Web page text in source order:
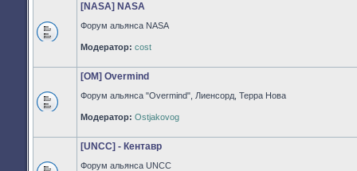
Нет
непрочитанных
[NASA] NASA
Форум альянса NASA
Модератор: cost
Нет
непрочитанных
[OM] Overmind
Форум альянса "Overmind", Лиенсорд, Терра Нова
Модератор: Ostjakovog
[UNCC] - Кентавр
Форум альянса UNCC